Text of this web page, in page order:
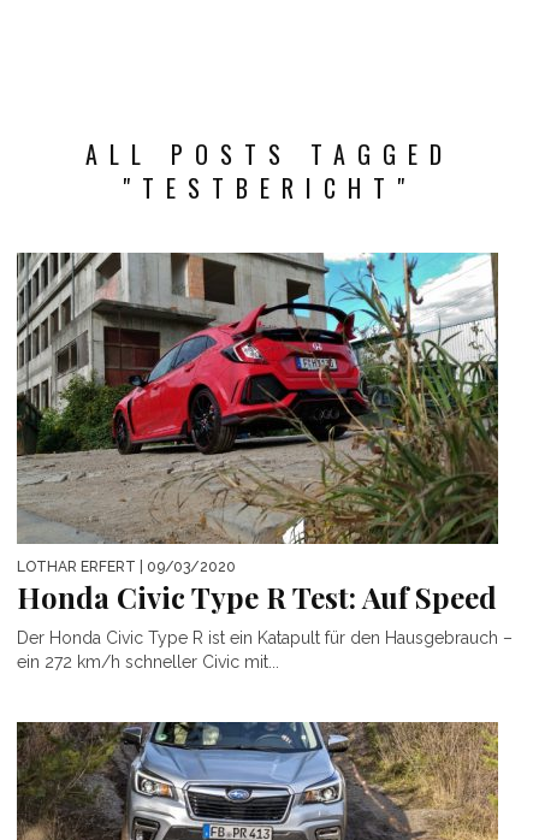
ALL POSTS TAGGED
"TESTBERICHT"
LOTHAR ERFERT | 09/03/2020
Honda Civic Type R Test: Auf Speed
Der Honda Civic Type R ist ein Katapult für den Hausgebrauch –
ein 272 km/h schneller Civic mit...